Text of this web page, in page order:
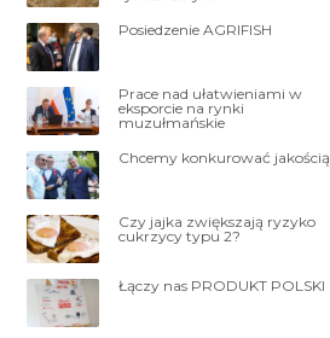
Posiedzenie AGRIFISH
Prace nad ułatwieniami w
eksporcie na rynki
muzułmańskie
Chcemy konkurować jakością
Czy jajka zwiększają ryzyko
cukrzycy typu 2?
Łączy nas PRODUKT POLSKI